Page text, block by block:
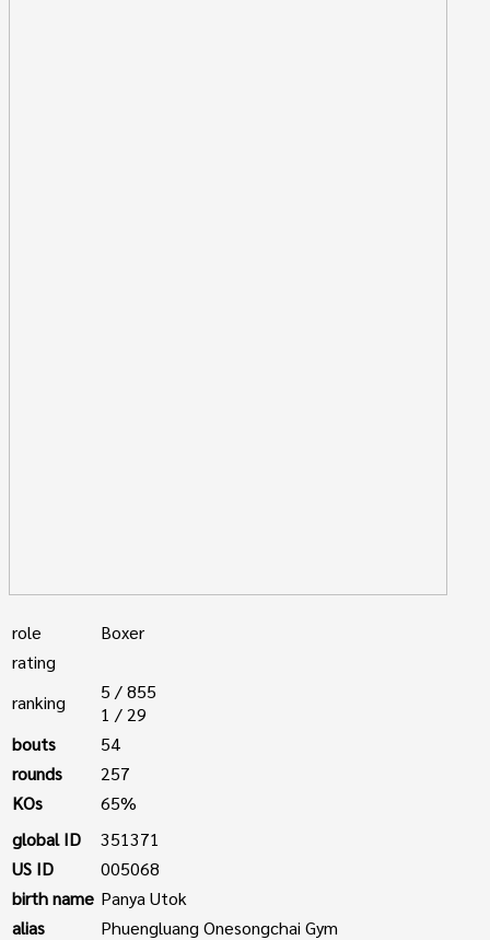
role
Boxer
rating
ranking
5 / 855
1 / 29
bouts
54
rounds
257
KOs
65%
global ID
351371
US ID
005068
birth name Panya Utok
alias
Phuengluang Onesongchai Gym